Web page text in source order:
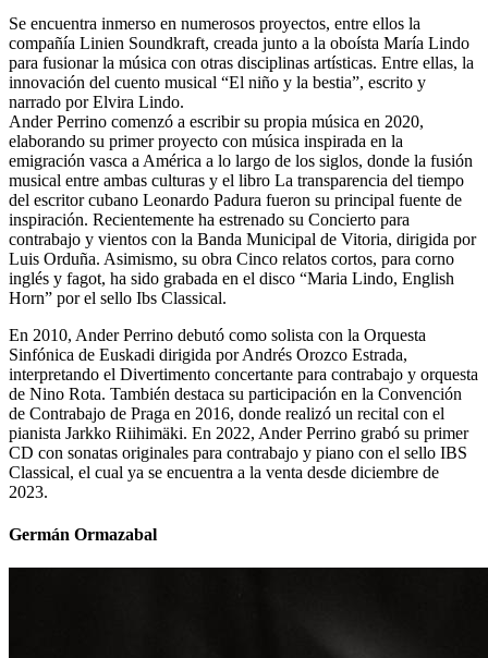
Se encuentra inmerso en numerosos proyectos, entre ellos la
compañía Linien Soundkraft, creada junto a la oboísta María Lindo
para fusionar la música con otras disciplinas artísticas. Entre ellas, la
innovación del cuento musical “El niño y la bestia”, escrito y
narrado por Elvira Lindo.
Ander Perrino comenzó a escribir su propia música en 2020,
elaborando su primer proyecto con música inspirada en la
emigración vasca a América a lo largo de los siglos, donde la fusión
musical entre ambas culturas y el libro La transparencia del tiempo
del escritor cubano Leonardo Padura fueron su principal fuente de
inspiración. Recientemente ha estrenado su Concierto para
contrabajo y vientos con la Banda Municipal de Vitoria, dirigida por
Luis Orduña. Asimismo, su obra Cinco relatos cortos, para corno
inglés y fagot, ha sido grabada en el disco “Maria Lindo, English
Horn” por el sello Ibs Classical.
En 2010, Ander Perrino debutó como solista con la Orquesta
Sinfónica de Euskadi dirigida por Andrés Orozco Estrada,
interpretando el Divertimento concertante para contrabajo y orquesta
de Nino Rota. También destaca su participación en la Convención
de Contrabajo de Praga en 2016, donde realizó un recital con el
pianista Jarkko Riihimäki. En 2022, Ander Perrino grabó su primer
CD con sonatas originales para contrabajo y piano con el sello IBS
Classical, el cual ya se encuentra a la venta desde diciembre de
2023.
Germán Ormazabal